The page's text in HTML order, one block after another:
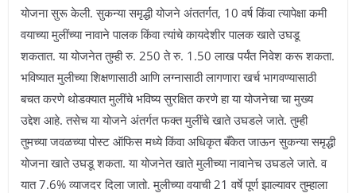
योजना सुरू केली. सुकन्या समृद्धी योजने अंततर्गत, 10 वर्ष किंवा त्यापेक्षा कमी
वयाच्या मुलींच्या नावाने पालक किंवा त्यांचे कायदेशीर पालक खाते उघडू
शकतात. या योजनेत तुम्ही रु. 250 ते रु. 1.50 लाख पर्यंत निवेश करू शकता.
भविष्यात मुलीच्या शिक्षणासाठी आणि लग्नासाठी लागणारा खर्च भागवण्यासाठी
बचत करणे थोडक्यात मुलींचे भविष्य सुरक्षित करणे हा या योजनेचा चा मुख्य
उद्देश आहे. तसेच या योजने अंतर्गत फक्त मुलींचे खाते उघडले जाते. तुम्ही
तुमच्या जवळच्या पोस्ट ऑफिस मध्ये किंवा अधिकृत बँकेत जाऊन सुकन्या समृद्धी
योजना खाते उघडू शकता. या योजनेत खाते मुलीच्या नावानेच उघडले जाते. व
यात 7.6% व्याजदर दिला जातो. मुलीच्या वयाची 21 वर्षे पूर्ण झाल्यावर तुम्हाला